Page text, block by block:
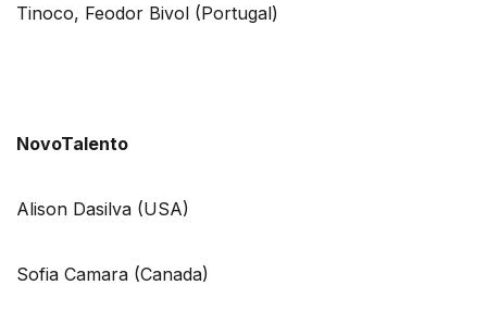
Tinoco, Feodor Bivol (Portugal)
NovoTalento
Alison Dasilva (USA)
Sofia Camara (Canada)